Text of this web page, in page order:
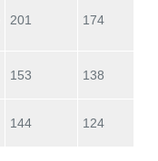
201 174
153 138
144 124